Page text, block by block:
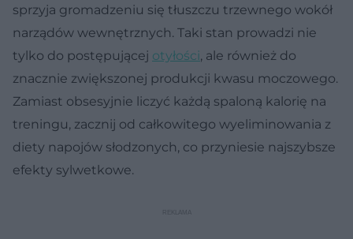
sprzyja gromadzeniu się tłuszczu trzewnego wokół
narządów wewnętrznych. Taki stan prowadzi nie
tylko do postępującej otyłości, ale również do
znacznie zwiększonej produkcji kwasu moczowego.
Zamiast obsesyjnie liczyć każdą spaloną kalorię na
treningu, zacznij od całkowitego wyeliminowania z
diety napojów słodzonych, co przyniesie najszybsze
efekty sylwetkowe.